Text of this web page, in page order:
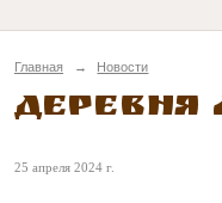
Главная → Новости
Деревня
25 апреля 2024 г.